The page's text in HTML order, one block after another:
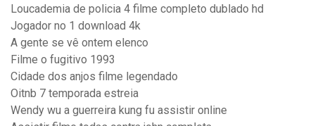
Loucademia de policia 4 filme completo dublado hd
Jogador no 1 download 4k
A gente se vê ontem elenco
Filme o fugitivo 1993
Cidade dos anjos filme legendado
Oitnb 7 temporada estreia
Wendy wu a guerreira kung fu assistir online